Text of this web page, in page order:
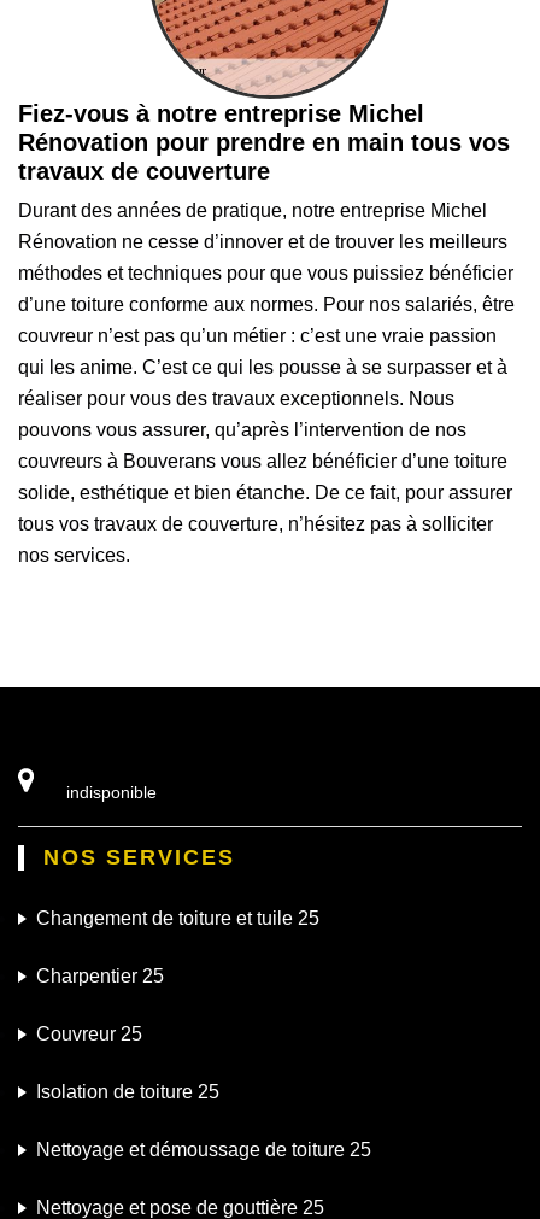
Fiez-vous à notre entreprise Michel
Rénovation pour prendre en main tous vos
travaux de couverture
Durant des années de pratique, notre entreprise Michel
Rénovation ne cesse d’innover et de trouver les meilleurs
méthodes et techniques pour que vous puissiez bénéficier
d’une toiture conforme aux normes. Pour nos salariés, être
couvreur n’est pas qu’un métier : c’est une vraie passion
qui les anime. C’est ce qui les pousse à se surpasser et à
réaliser pour vous des travaux exceptionnels. Nous
pouvons vous assurer, qu’après l’intervention de nos
couvreurs à Bouverans vous allez bénéficier d’une toiture
solide, esthétique et bien étanche. De ce fait, pour assurer
tous vos travaux de couverture, n’hésitez pas à solliciter
nos services.
indisponible
NOS SERVICES
Changement de toiture et tuile 25
Charpentier 25
Couvreur 25
Isolation de toiture 25
Nettoyage et démoussage de toiture 25
Nettoyage et pose de gouttière 25